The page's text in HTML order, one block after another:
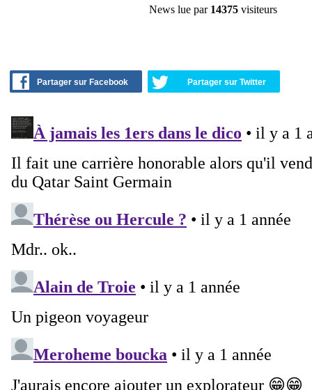
News lue par 14375 visiteurs
Partager sur Facebook Partager sur Twitter